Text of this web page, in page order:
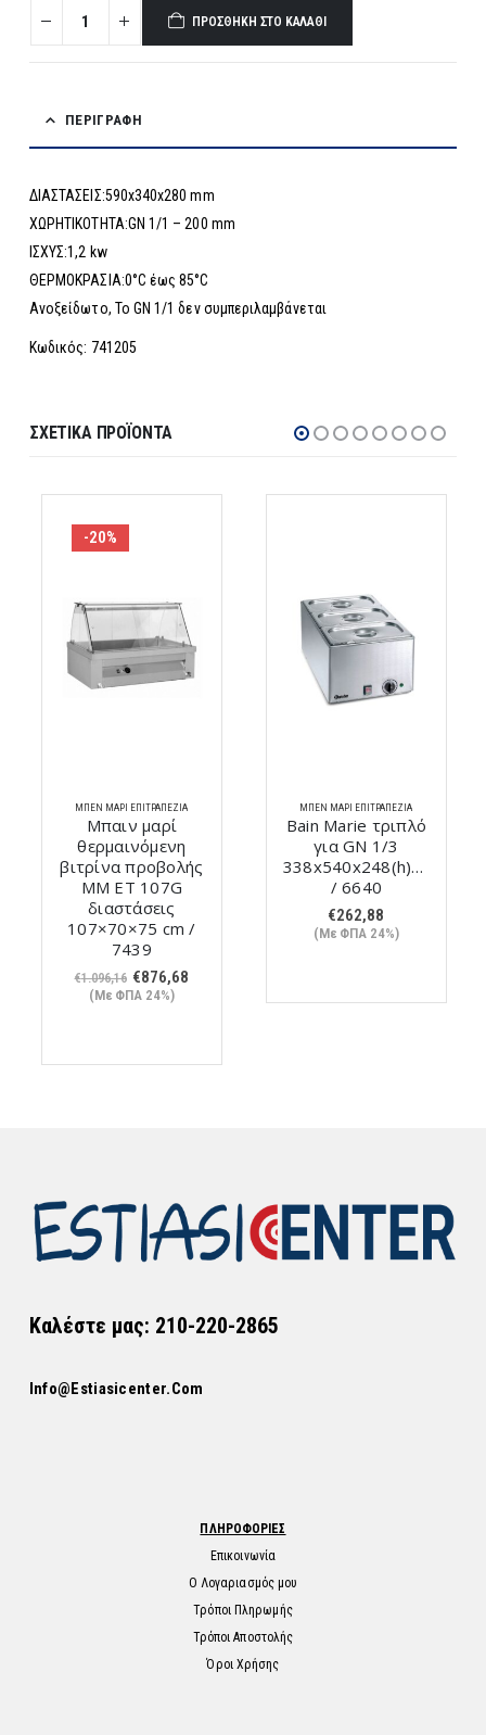
ΠΡΟΣΘΉΚΗ ΣΤΟ ΚΑΛΆΘΙ
ΠΕΡΙΓΡΑΦΉ
ΔΙΑΣΤΑΣΕΙΣ:590x340x280 mm
ΧΩΡΗΤΙΚΟΤΗΤΑ:GN 1/1 – 200 mm
ΙΣΧΥΣ:1,2 kw
ΘΕΡΜΟΚΡΑΣΙΑ:0°C έως 85°C
Ανοξείδωτο, Το GN 1/1 δεν συμπεριλαμβάνεται
Κωδικός: 741205
ΣΧΕΤΙΚΆ ΠΡΟΪΌΝΤΑ
-20%
ΜΠΕΝ ΜΑΡΊ ΕΠΙΤΡΑΠΈΖΙΑ
Μπαιν μαρί
θερμαινόμενη
βιτρίνα προβολής
MM ET 107G
διαστάσεις
107×70×75 cm /
7439
€1.096,16 Original
price
€876,68
(Με ΦΠΑ 24%)
ΜΠΕΝ ΜΑΡΊ ΕΠΙΤΡΑΠΈΖΙΑ
Bain Marie τριπλό
για GN 1/3
338x540x248(h)mm
/ 6640
€262,88
(Με ΦΠΑ 24%)
Καλέστε μας: 210-220-2865
Info@estiasicenter.com
ΠΛΗΡΟΦΟΡΙΕΣ
Επικοινωνία
Ο Λογαριασμός μου
Τρόποι Πληρωμής
Τρόποι Αποστολής
Όροι Χρήσης